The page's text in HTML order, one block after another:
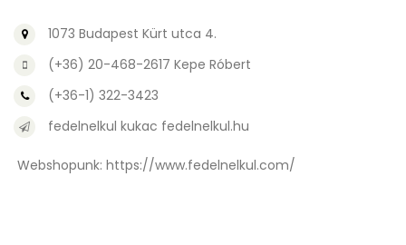
1073 Budapest Kürt utca 4.
(+36) 20-468-2617 Kepe Róbert
(+36-1) 322-3423
fedelnelkul kukac fedelnelkul.hu
Webshopunk: https://www.fedelnelkul.com/